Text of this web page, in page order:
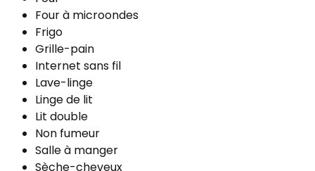
Four à microondes
Frigo
Grille-pain
Internet sans fil
Lave-linge
Linge de lit
Lit double
Non fumeur
Salle à manger
Sèche-cheveux